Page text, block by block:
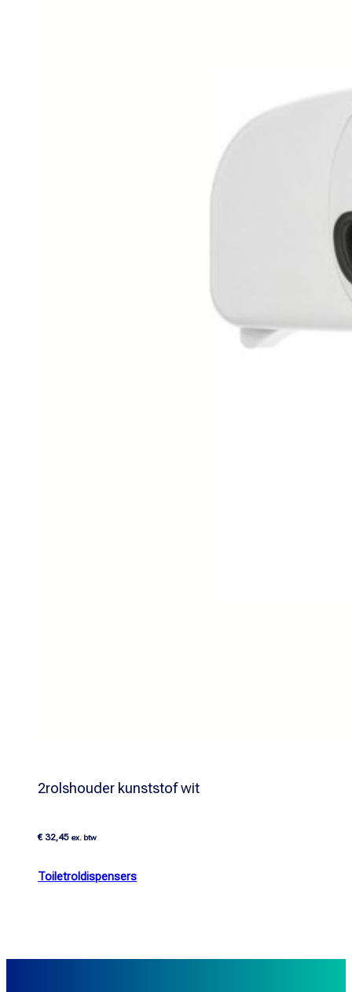
2rolshouder kunststof wit
€ 32,45 ex. btw
Toiletroldispensers